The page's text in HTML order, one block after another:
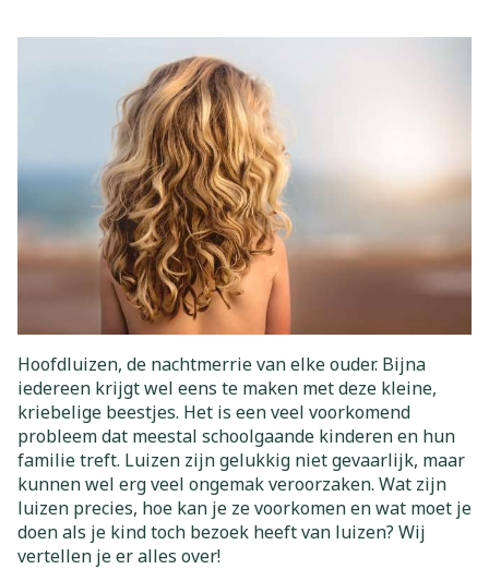
Hoofdluizen, de nachtmerrie van elke ouder. Bijna
iedereen krijgt wel eens te maken met deze kleine,
kriebelige beestjes. Het is een veel voorkomend
probleem dat meestal schoolgaande kinderen en hun
familie treft. Luizen zijn gelukkig niet gevaarlijk, maar
kunnen wel erg veel ongemak veroorzaken. Wat zijn
luizen precies, hoe kan je ze voorkomen en wat moet je
doen als je kind toch bezoek heeft van luizen? Wij
vertellen je er alles over!